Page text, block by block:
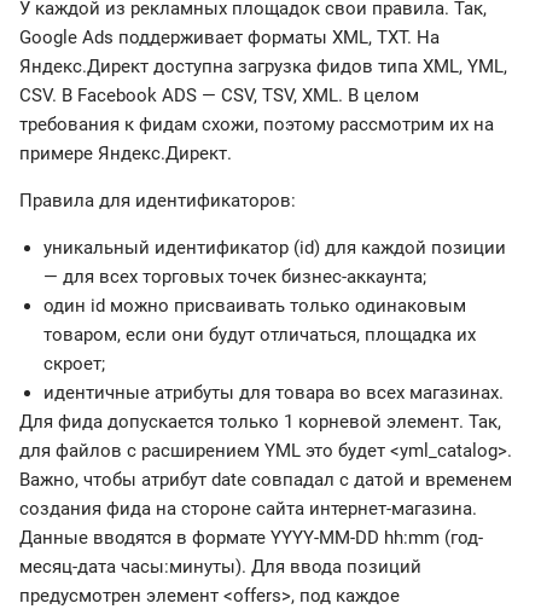
У каждой из рекламных площадок свои правила. Так,
Google Ads поддерживает форматы XML, TXT. На
Яндекс.Директ доступна загрузка фидов типа XML, YML,
CSV. В Facebook ADS — CSV, TSV, XML. В целом
требования к фидам схожи, поэтому рассмотрим их на
примере Яндекс.Директ.
Правила для идентификаторов:
уникальный идентификатор (id) для каждой позиции
— для всех торговых точек бизнес-аккаунта;
один id можно присваивать только одинаковым
товаром, если они будут отличаться, площадка их
скроет;
идентичные атрибуты для товара во всех магазинах.
Для фида допускается только 1 корневой элемент. Так,
для файлов с расширением YML это будет <yml_catalog>.
Важно, чтобы атрибут date совпадал с датой и временем
создания фида на стороне сайта интернет-магазина.
Данные вводятся в формате YYYY-MM-DD hh:mm (год-
месяц-дата часы:минуты). Для ввода позиций
предусмотрен элемент <offers>, под каждое